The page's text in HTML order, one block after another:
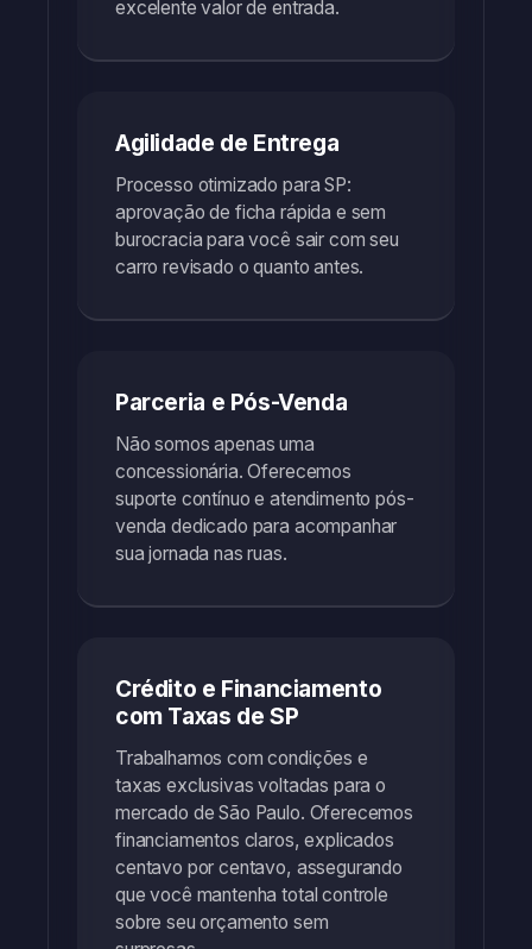
excelente valor de entrada.
Agilidade de Entrega
Processo otimizado para SP:
aprovação de ficha rápida e sem
burocracia para você sair com seu
carro revisado o quanto antes.
Parceria e Pós-Venda
Não somos apenas uma
concessionária. Oferecemos
suporte contínuo e atendimento pós-
venda dedicado para acompanhar
sua jornada nas ruas.
Crédito e Financiamento
com Taxas de SP
Trabalhamos com condições e
taxas exclusivas voltadas para o
mercado de São Paulo. Oferecemos
financiamentos claros, explicados
centavo por centavo, assegurando
que você mantenha total controle
sobre seu orçamento sem